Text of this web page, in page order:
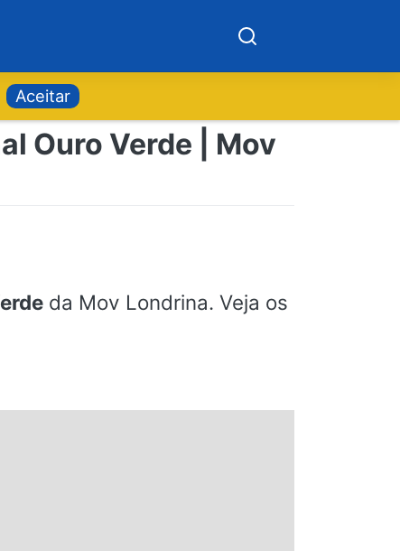
Aceitar
Ouro Verde | Mov
da Mov Londrina. Veja os